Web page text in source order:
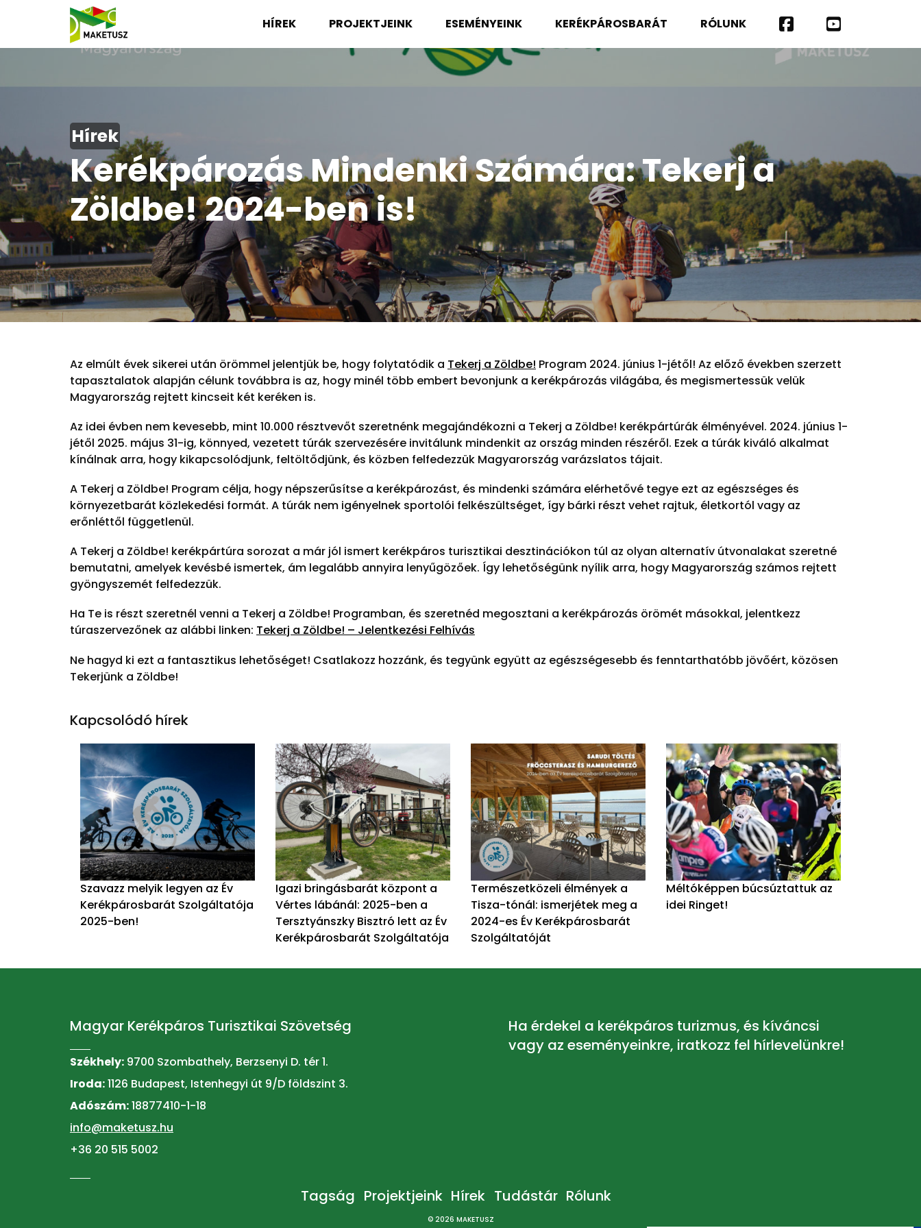
HÍREK PROJEKTJEINK ESEMÉNYEINK KERÉKPÁROSBARÁT RÓLUNK
Hírek
Kerékpározás Mindenki Számára: Tekerj a
Zöldbe! 2024-ben is!
Az elmúlt évek sikerei után örömmel jelentjük be, hogy folytatódik a Tekerj a Zöldbe! Program 2024. június 1-jétől! Az előző években szerzett
tapasztalatok alapján célunk továbbra is az, hogy minél több embert bevonjunk a kerékpározás világába, és megismertessük velük
Magyarország rejtett kincseit két keréken is.
Az idei évben nem kevesebb, mint 10.000 résztvevőt szeretnénk megajándékozni a Tekerj a Zöldbe! kerékpártúrák élményével. 2024. június 1-
jétől 2025. május 31-ig, könnyed, vezetett túrák szervezésére invitálunk mindenkit az ország minden részéről. Ezek a túrák kiváló alkalmat
kínálnak arra, hogy kikapcsolódjunk, feltöltődjünk, és közben felfedezzük Magyarország varázslatos tájait.
A Tekerj a Zöldbe! Program célja, hogy népszerűsítse a kerékpározást, és mindenki számára elérhetővé tegye ezt az egészséges és
környezetbarát közlekedési formát. A túrák nem igényelnek sportolói felkészültséget, így bárki részt vehet rajtuk, életkortól vagy az
erőnléttől függetlenül.
A Tekerj a Zöldbe! kerékpártúra sorozat a már jól ismert kerékpáros turisztikai desztinációkon túl az olyan alternatív útvonalakat szeretné
bemutatni, amelyek kevésbé ismertek, ám legalább annyira lenyűgözőek. Így lehetőségünk nyílik arra, hogy Magyarország számos rejtett
gyöngyszemét felfedezzük.
Ha Te is részt szeretnél venni a Tekerj a Zöldbe! Programban, és szeretnéd megosztani a kerékpározás örömét másokkal, jelentkezz
túraszervezőnek az alábbi linken: Tekerj a Zöldbe! – Jelentkezési Felhívás
Ne hagyd ki ezt a fantasztikus lehetőséget! Csatlakozz hozzánk, és tegyünk együtt az egészségesebb és fenntarthatóbb jövőért, közösen
Tekerjünk a Zöldbe!
Kapcsolódó hírek
Szavazz melyik legyen az Év
Kerékpárosbarát Szolgáltatója
2025-ben!
Igazi bringásbarát központ a
Vértes lábánál: 2025-ben a
Tersztyánszky Bisztró lett az Év
Kerékpárosbarát Szolgáltatója
Természetközeli élmények a
Tisza-tónál: ismerjétek meg a
2024-es Év Kerékpárosbarát
Szolgáltatóját
Méltóképpen búcsúztattuk az
idei Ringet!
Magyar Kerékpáros Turisztikai Szövetség
Székhely: 9700 Szombathely, Berzsenyi D. tér 1.
Iroda:1126 Budapest, Istenhegyi út 9/D földszint 3.
Adószám:18877410-1-18
info@maketusz.hu
+36 20 515 5002
Ha érdekel a kerékpáros turizmus, és kíváncsi
vagy az eseményeinkre, iratkozz fel hírlevelünkre!
Tagság Projektjeink Hírek Tudástár Rólunk
© 2026 MAKETUSZ